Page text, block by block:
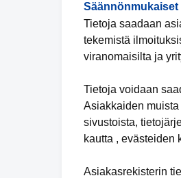
Säännönmukaiset
Tietoja saadaan
tekemistä
viranomaisilta ja
Tietoja voidaan
Asiakkaiden
sivustoista,
kautta , evästeiden
Asiakasrekisterin